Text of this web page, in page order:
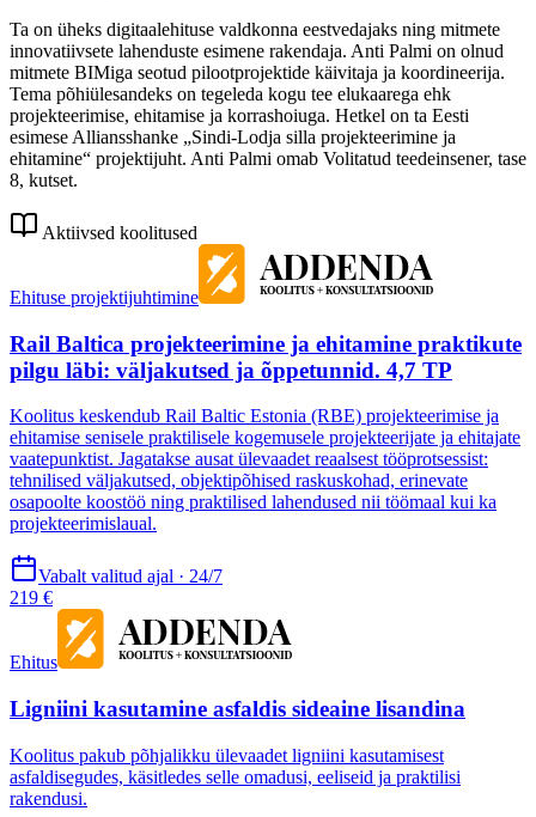
Ta on üheks digitaalehituse valdkonna eestvedajaks ning mitmete
innovatiivsete lahenduste esimene rakendaja. Anti Palmi on olnud
mitmete BIMiga seotud pilootprojektide käivitaja ja koordineerija.
Tema põhiülesandeks on tegeleda kogu tee elukaarega ehk
projekteerimise, ehitamise ja korrashoiuga. Hetkel on ta Eesti
esimese Alliansshanke „Sindi-Lodja silla projekteerimine ja
ehitamine“ projektijuht. Anti Palmi omab Volitatud teedeinsener, tase
8, kutset.
Aktiivsed koolitused
Ehituse projektijuhtimine
Rail Baltica projekteerimine ja ehitamine praktikute
pilgu läbi: väljakutsed ja õppetunnid. 4,7 TP
Koolitus keskendub Rail Baltic Estonia (RBE) projekteerimise ja
ehitamise senisele praktilisele kogemusele projekteerijate ja ehitajate
vaatepunktist. Jagatakse ausat ülevaadet reaalsest tööprotsessist:
tehnilised väljakutsed, objektipõhised raskuskohad, erinevate
osapoolte koostöö ning praktilised lahendused nii töömaal kui ka
projekteerimislaual.
Vabalt valitud ajal · 24/7
219 €
Ehitus
Ligniini kasutamine asfaldis sideaine lisandina
Koolitus pakub põhjalikku ülevaadet ligniini kasutamisest
asfaldisegudes, käsitledes selle omadusi, eeliseid ja praktilisi
rakendusi.